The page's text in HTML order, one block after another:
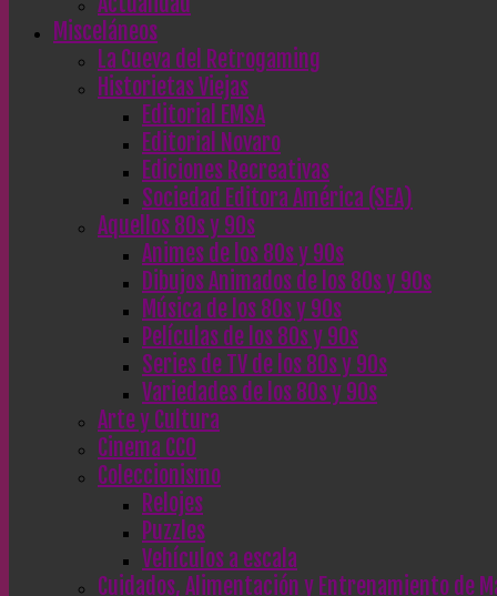
Misceláneos
La Cueva del Retrogaming
Historietas Viejas
Editorial EMSA
Editorial Novaro
Ediciones Recreativas
Sociedad Editora América (SEA)
Aquellos 80s y 90s
Animes de los 80s y 90s
Dibujos Animados de los 80s y 90s
Música de los 80s y 90s
Películas de los 80s y 90s
Series de TV de los 80s y 90s
Variedades de los 80s y 90s
Arte y Cultura
Cinema CC0
Coleccionismo
Relojes
Puzzles
Vehículos a escala
Cuidados, Alimentación y Entrenamiento de